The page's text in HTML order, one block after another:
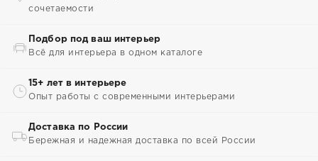
сочетаемости
Подбор под ваш интерьер
Всё для интерьера в одном каталоге
15+ лет в интерьере
Опыт работы с современными интерьерами
Доставка по России
Бережная и надежная доставка по всей России